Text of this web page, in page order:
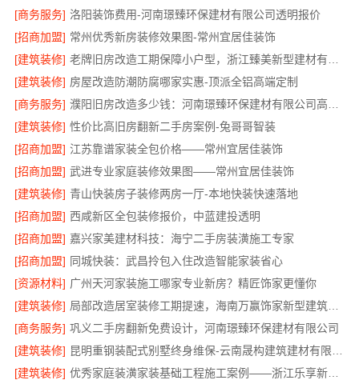
[商务服务] 洛阳装饰费用-河南璟臻环保建材有限公司透明报价
[招商加盟] 常州优秀新房装修效果图-常州宜居佳装饰
[建筑装修]
[建筑装修] 房屋改造防潮防腐哪家实惠-顶派全铝高端定制
[商务服务]
[建筑装修] 性价比高旧房翻新二手房案例-兔哥哥智装
[招商加盟] 江苏靠谱家装全包价格——常州宜居佳装饰
[招商加盟] 武进专业家庭装修效果图——常州宜居佳装饰
[建筑装修] 青山快装房子装修两房一厅-本地快装快速落地
[招商加盟] 西咸新区全包装修报价，中蓝建投透明
[招商加盟] 嘉兴家美建材科技：海宁二手房装潢施工专家
[招商加盟] 同城快装：武昌拎包入住改造智能家装省心
[资源材料] 广州天河家装施工哪家专业新房？精匠饰家更懂你
[建筑装修]
局部改造居室装修工期提速，海南万赢饰家新型建筑材料有限公高效交付
[商务服务] 巩义二手房翻新免费设计，河南璟臻环保建材有限公司
[建筑装修]
[建筑装修]
优秀家庭装潢家装基础工程施工案例——浙江乐享新材料